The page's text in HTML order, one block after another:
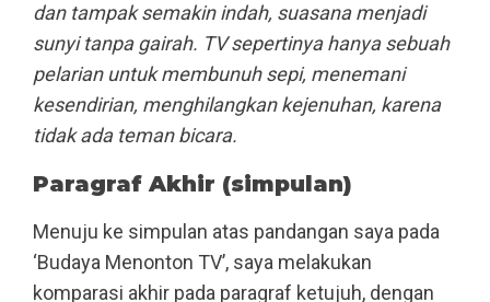
dan tampak semakin indah, suasana menjadi
sunyi tanpa gairah. TV sepertinya hanya sebuah
pelarian untuk membunuh sepi, menemani
kesendirian, menghilangkan kejenuhan, karena
tidak ada teman bicara.
Paragraf Akhir (simpulan)
Menuju ke simpulan atas pandangan saya pada
‘Budaya Menonton TV’, saya melakukan
komparasi akhir pada paragraf ketujuh, dengan